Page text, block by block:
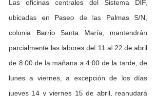
Las oficinas centrales del Sistema DIF,
ubicadas en Paseo de las Palmas S/N,
colonia Barrio Santa María, mantendrán
parcialmente las labores del 11 al 22 de abril
de 8:00 de la mañana a 4:00 de la tarde, de
lunes a viernes, a excepción de los días
jueves 14 y viernes 15 de abril, reanudará